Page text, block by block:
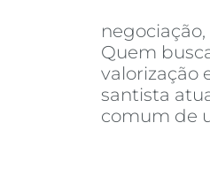
Quem
valorização
santista
comum de